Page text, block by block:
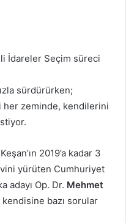
İdareler Seçim süreci
sürdürürken;
her zeminde, kendilerini
2019’a kadar 3
yürüten Cumhuriyet
adayı Op. Dr. Mehmet
kendisine bazı sorular